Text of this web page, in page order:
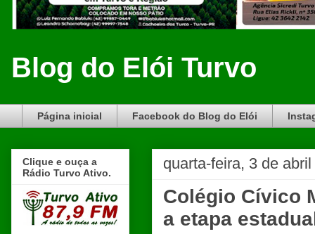
Blog do Elói Turvo
Página inicial Facebook do Blog do Elói
quarta-feira, 3 de
Colégio Cívico
a etapa
Clique e ouça a
Rádio Turvo Ativo.